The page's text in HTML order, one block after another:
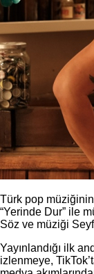
Türk pop
“Yerinde Dur” ile
Söz ve müziği
Yayınlandığı ilk
izlenmeye,